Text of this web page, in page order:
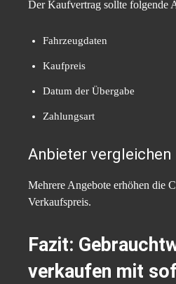
Der Kaufvertrag sollte folgende
Fahrzeugdaten
Kaufpreis
Datum der Übergabe
Zahlungsart
Anbieter vergleichen
Mehrere Angebote erhöhen die
Verkaufspreis.
Fazit:
verkaufen mit